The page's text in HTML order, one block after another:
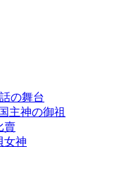
の舞台
主神の御祖
賣
神